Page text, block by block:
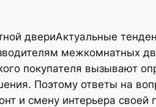
Актуальные
межкомнатных
покупателя вызывают
Поэтому ответы на
и смену интерьера